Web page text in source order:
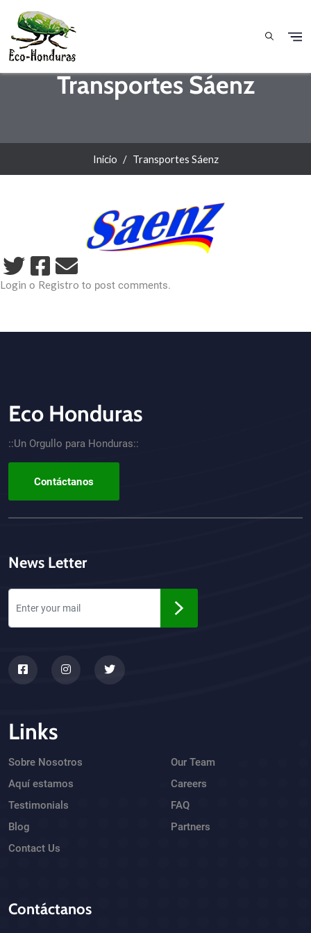
Transportes Sáenz
Inicio Transportes Sáenz
Login o Registro to post comments.
CTA - Footer
Eco Honduras
::Un Orgullo para Honduras::
Contáctanos
News Letter
Links
Sobre Nosotros
Aquí estamos
Testimonials
Blog
Contact Us
Our Team
Careers
FAQ
Partners
Contáctanos